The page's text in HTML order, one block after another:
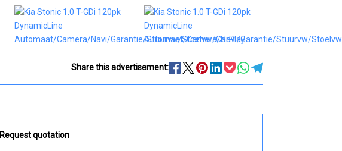
Share this advertisement:
Request quotation